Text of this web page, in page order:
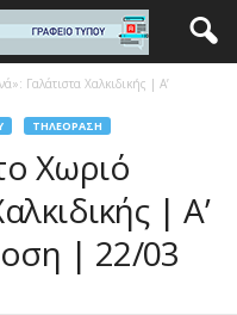
Γαλάτιστα Χαλκιδικής | Α’
ΤΗΛΕΌΡΑΣΗ
Χωριό
| Α’
| 22/03